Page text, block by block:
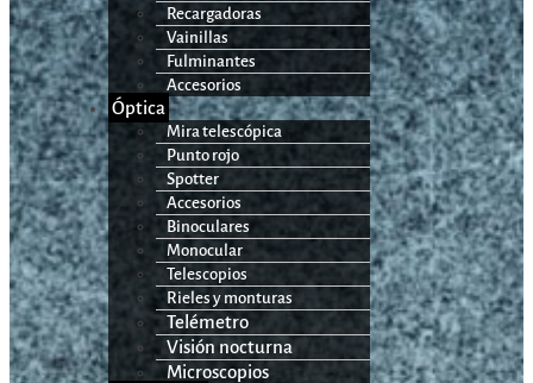
Recargadoras
Vainillas
Fulminantes
Accesorios
Óptica
Mira telescópica
Punto rojo
Spotter
Accesorios
Binoculares
Monocular
Telescopios
Rieles y monturas
Telémetro
Visión nocturna
Microscopios